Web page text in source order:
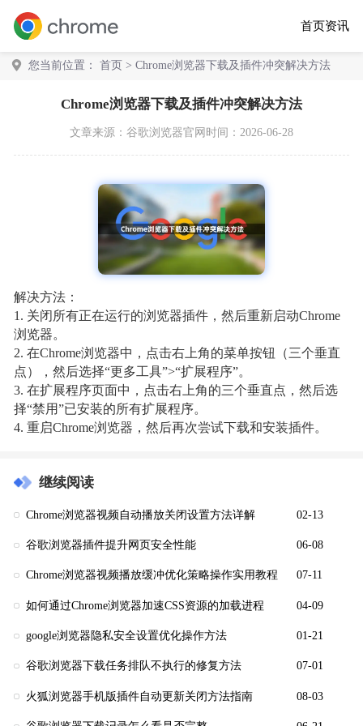
首页资讯
您当前位置： 首页 > Chrome浏览器下载及插件冲突解决方法
Chrome浏览器下载及插件冲突解决方法
文章来源： 谷歌浏览器官网 时间：2026-06-28
解决方法：
1. 关闭所有正在运行的浏览器插件，然后重新启动Chrome
浏览器。
2. 在Chrome浏览器中，点击右上角的菜单按钮（三个垂直
点），然后选择“更多工具”>“扩展程序”。
3. 在扩展程序页面中，点击右上角的三个垂直点，然后选
择“禁用”已安装的所有扩展程序。
4. 重启Chrome浏览器，然后再次尝试下载和安装插件。
继续阅读
Chrome浏览器视频自动播放关闭设置方法详解 02-13
谷歌浏览器插件提升网页安全性能 06-08
Chrome浏览器视频播放缓冲优化策略操作实用教程 07-11
如何通过Chrome浏览器加速CSS资源的加载进程 04-09
google浏览器隐私安全设置优化操作方法 01-21
谷歌浏览器下载任务排队不执行的修复方法 07-01
火狐浏览器手机版插件自动更新关闭方法指南 08-03